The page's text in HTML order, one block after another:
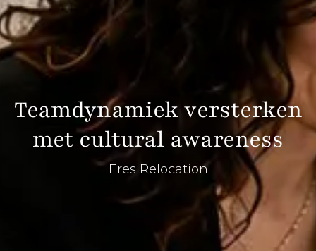
Teamdynamiek versterken
met cultural awareness
Eres Relocation